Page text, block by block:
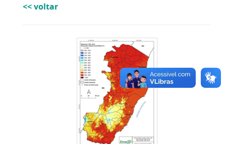
<< voltar